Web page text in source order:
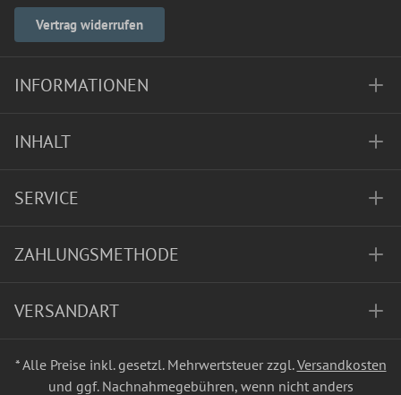
Vertrag widerrufen
INFORMATIONEN
INHALT
SERVICE
ZAHLUNGSMETHODE
VERSANDART
* Alle Preise inkl. gesetzl. Mehrwertsteuer zzgl.Versandkosten
und ggf. Nachnahmegebühren, wenn nicht anders